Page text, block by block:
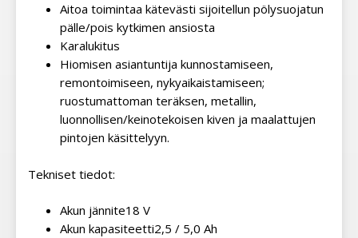
Aitoa toimintaa kätevästi sijoitellun pölysuojatun
pälle/pois kytkimen ansiosta
Karalukitus
Hiomisen asiantuntija kunnostamiseen,
remontoimiseen, nykyaikaistamiseen;
ruostumattoman teräksen, metallin,
luonnollisen/keinotekoisen kiven ja maalattujen
pintojen käsittelyyn.
Tekniset tiedot:
Akun jännite18 V
Akun kapasiteetti2,5 / 5,0 Ah